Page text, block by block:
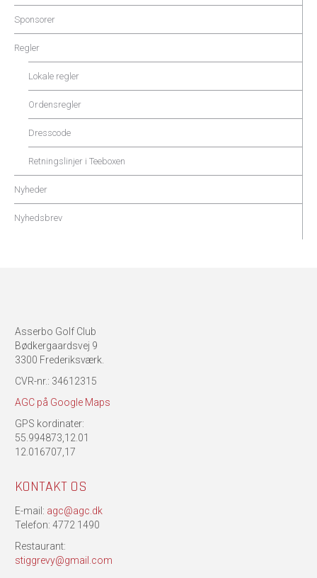
Sponsorer
Regler
Lokale regler
Ordensregler
Dresscode
Retningslinjer i Teeboxen
Nyheder
Nyhedsbrev
Asserbo Golf Club
Bødkergaardsvej 9
3300 Frederiksværk.
CVR-nr.: 34612315
AGC på Google Maps
GPS kordinater:
55.994873,12.01
12.016707,17
KONTAKT OS
E-mail: agc@agc.dk
Telefon: 4772 1490
Restaurant:
stiggrevy@gmail.com